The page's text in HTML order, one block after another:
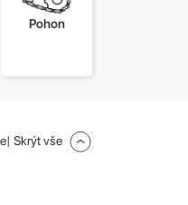
Pohon
| Skrýt vše